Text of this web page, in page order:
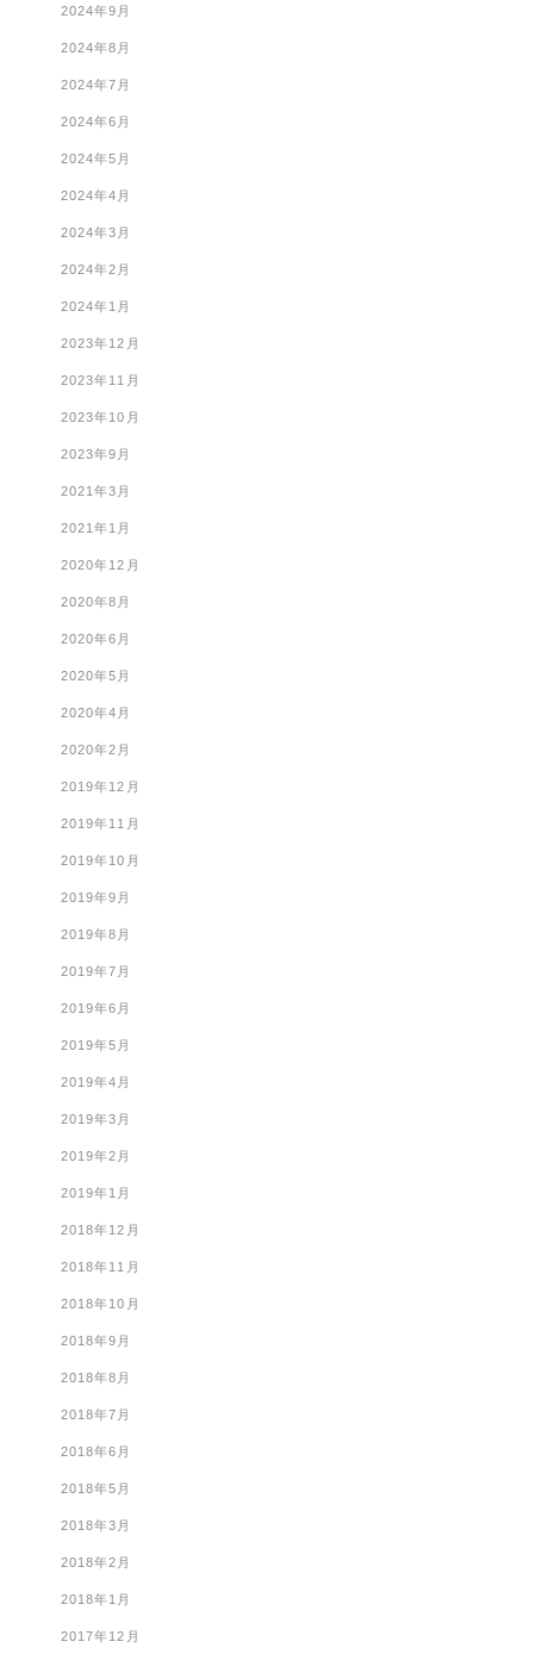
2024年9月
2024年8月
2024年7月
2024年6月
2024年5月
2024年4月
2024年3月
2024年2月
2024年1月
2023年12月
2023年11月
2023年10月
2023年9月
2021年3月
2021年1月
2020年12月
2020年8月
2020年6月
2020年5月
2020年4月
2020年2月
2019年12月
2019年11月
2019年10月
2019年9月
2019年8月
2019年7月
2019年6月
2019年5月
2019年4月
2019年3月
2019年2月
2019年1月
2018年12月
2018年11月
2018年10月
2018年9月
2018年8月
2018年7月
2018年6月
2018年5月
2018年3月
2018年2月
2018年1月
2017年12月